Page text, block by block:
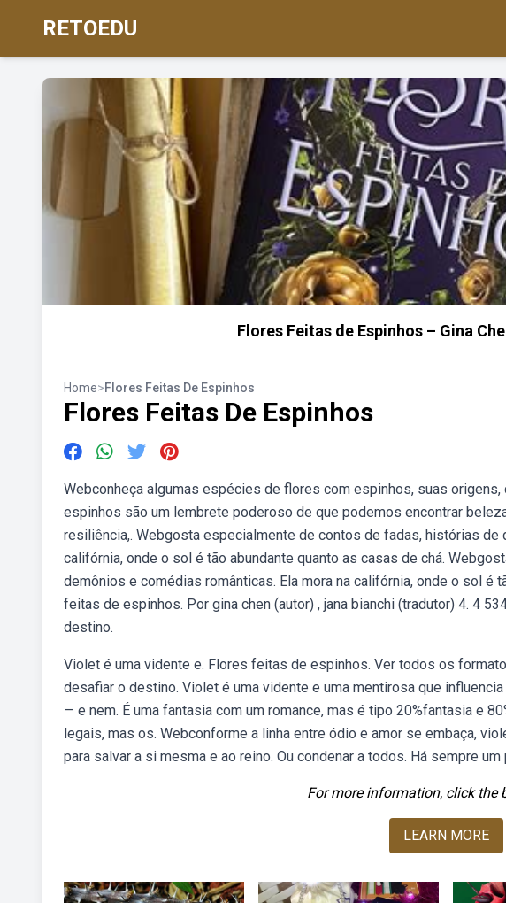
RETOEDU
Flores Feitas de Espinhos – Gina
Home>Flores Feitas De Espinhos
Flores Feitas De Espinhos
Webconheça algumas espécies de flores com espinhos, suas
espinhos são um lembrete poderoso de que podemos encontrar
resiliência,. Webgosta especialmente de contos de fadas, histórias de
califórnia, onde o sol é tão abundante quanto as casas de chá.
demônios e comédias românticas. Ela mora na califórnia, onde o sol é
feitas de espinhos. Por gina chen (autor) , jana bianchi (tradutor) 4. 4
destino.
Violet é uma vidente e. Flores feitas de espinhos. Ver todos os
desafiar o destino. Violet é uma vidente e uma mentirosa que
— e nem. É uma fantasia com um romance, mas é tipo 20%fantasia e
legais, mas os. Webconforme a linha entre ódio e amor se embaça,
para salvar a si mesma e ao reino. Ou condenar a todos. Há sempre
For more information, click the
LEARN MORE